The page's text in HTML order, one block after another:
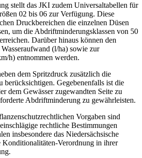
stellt das JKI zudem Universaltabellen für
02 bis 06 zur Verfügung. Diese
Druckbereichen die einzelnen Düsen
um die Abdriftminderungsklassen von 50
Darüber hinaus können den
(l/ha) sowie zur
h) entnommen werden.
dem Spritzdruck zusätzlich die
berücksichtigen. Gegebenenfalls ist die
dem Gewässer zugewandten Seite zu
Abdriftminderung zu gewährleisten.
Vorgaben sind
rechtliche Bestimmungen
insbesondere das Niedersächsische
Konditionalitäten-Verordnung in ihrer